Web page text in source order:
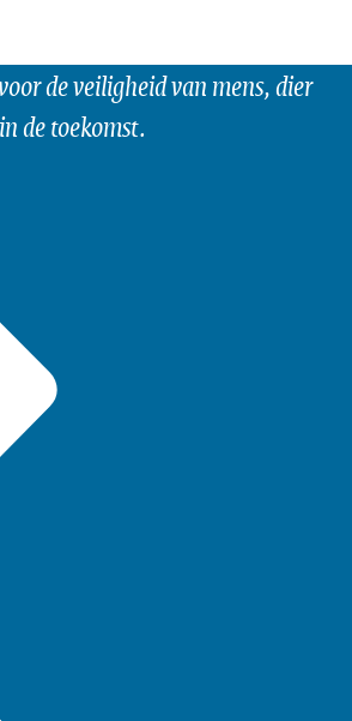
de veiligheid van mens, dier
de toekomst.